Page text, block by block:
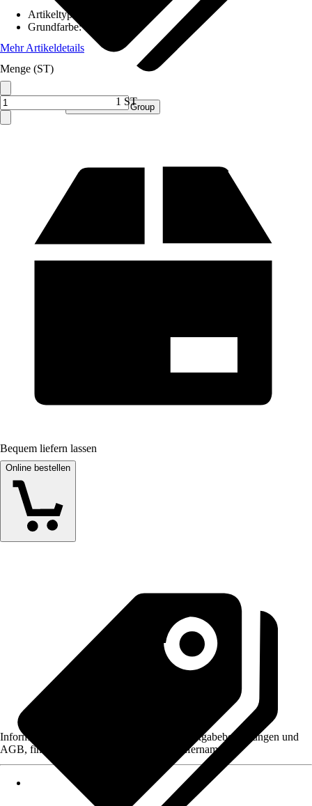
Verkauf durch: Procommerce Group
Artikeltyp
Grundfarbe:
Mehr Artikeldetails
Menge (ST)
1 ST
Bequem liefern lassen
Online bestellen
Informationen des Verkäufers, wie z. B. Rückgabebedingungen und
AGB, finden Sie bei Klick auf den Verkäufernamen.